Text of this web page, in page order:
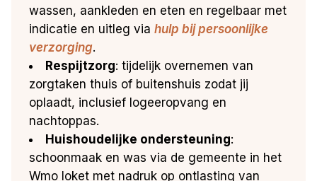
wassen, aankleden en eten en regelbaar met
indicatie en uitleg viahulp bij persoonlijke
verzorging.
Respijtzorg: tijdelijk overnemen van
zorgtaken thuis of buitenshuis zodat jij
oplaadt, inclusief logeeropvang en
nachtoppas.
Huishoudelijke ondersteuning:
schoonmaak en was via de gemeente in het
Wmo loket met nadruk op ontlasting van